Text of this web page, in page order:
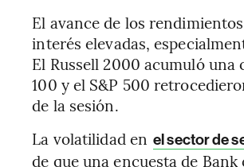
El avance de los
interés elevadas,
El Russell 2000 acumuló una
100 y el S&P 500
de la sesión.
La volatilidad en el sector de
de que una encuesta de Bank